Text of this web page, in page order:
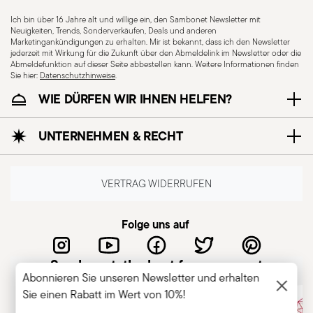
Für Spülmaschine
geeignet
KNIVES - Die unsachgemäße Verwendung von
Daher ist es wichtig, sie vorsichtig und nur
zweckgebunden zu nutzen. Im Folgenden sind
die wichtigsten Sicherheitsempfehlungen
aufgeführt: Sicherer Griff: Halten Sie das Messer
fest und die Finger von der Klinge fern, um
Ich bin über 16 Jahre alt und willige ein, den Sambonet Newsletter mit
Neuigkeiten, Trends, Sonderverkäufen, Deals und anderen
Marketingankündigungen zu erhalten. Mir ist bekannt, dass ich den Newsletter
jederzeit mit Wirkung für die Zukunft über den Abmeldelink im Newsletter oder die
Abmeldefunktion auf dieser Seite abbestellen kann. Weitere Informationen finden
Sie hier: Datenschutzhinweise.
WIE DÜRFEN WIR IHNEN HELFEN?
UNTERNEHMEN & RECHT
VERTRAG WIDERRUFEN
Folge uns auf
Sambonet, the best for you guest
Abonnieren Sie unseren Newsletter und erhalten
Sie einen Rabatt im Wert von 10%!